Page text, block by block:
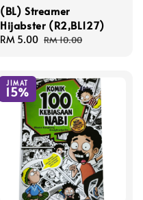
(BL) Streamer
Hijabster (R2,BL127)
Sale
RM 5.00 Regular
RM 10.00
JIMAT
15%